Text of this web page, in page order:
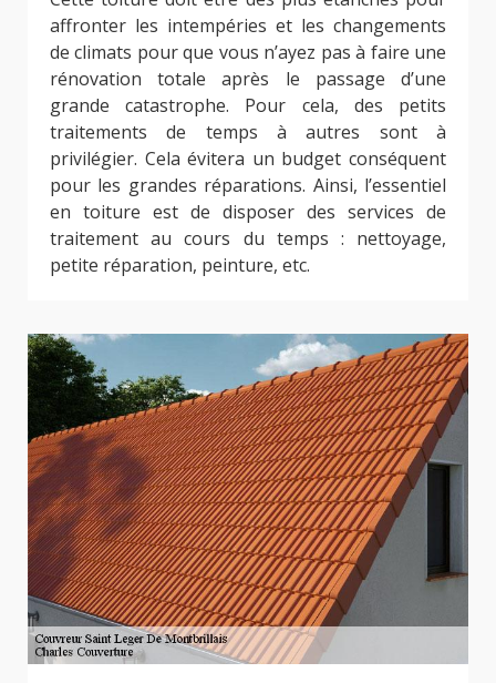
affronter les intempéries et les changements
de climats pour que vous n’ayez pas à faire une
rénovation totale après le passage d’une
grande catastrophe. Pour cela, des petits
traitements de temps à autres sont à
privilégier. Cela évitera un budget conséquent
pour les grandes réparations. Ainsi, l’essentiel
en toiture est de disposer des services de
traitement au cours du temps : nettoyage,
petite réparation, peinture, etc.